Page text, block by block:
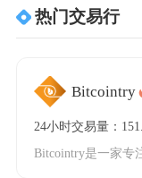
热门交易行
Bitcointry
24小时交易量：